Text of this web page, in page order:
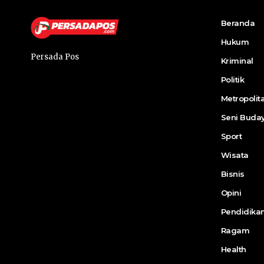
Persada Pos
Beranda
Hukum
Kriminal
Politik
Seni
Sport
Wisata
Bisnis
Opini
Ragam
Health